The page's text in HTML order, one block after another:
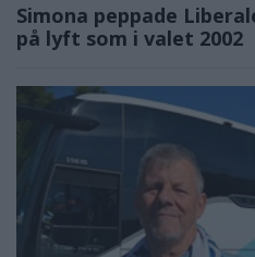
Simona peppade
på lyft som i valet 2002